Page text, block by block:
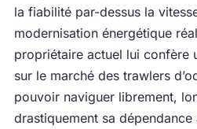
la fiabilité par-dessus la
modernisation énergétique
propriétaire actuel lui confère
sur le marché des trawlers
pouvoir naviguer librement,
drastiquement sa